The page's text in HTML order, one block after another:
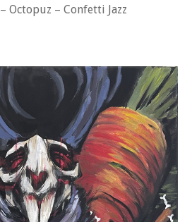
Octopuz – Confetti Jazz